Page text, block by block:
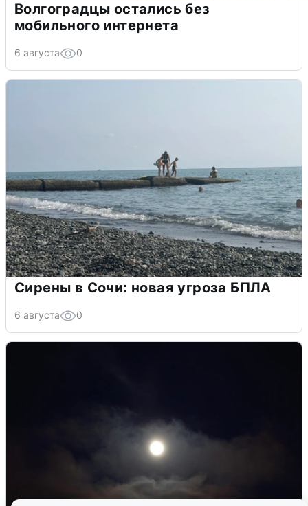
Волгоградцы остались без
мобильного интернета
6 августа 0
Сирены в Сочи: новая угроза БПЛА
6 августа 0